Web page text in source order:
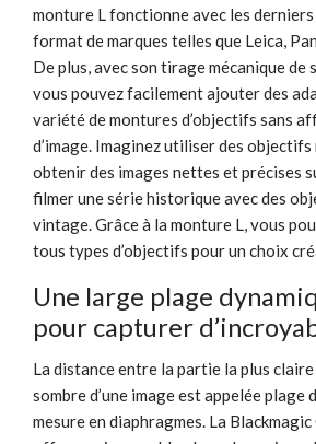
monture L fonctionne avec les
format de marques telles que Leica,
De plus, avec son tirage mécanique de
vous pouvez facilement ajouter des
variété de montures d’objectifs sans
d’image. Imaginez utiliser des
obtenir des images nettes et précises
filmer une série historique avec des
vintage. Grâce à la monture L, vous
tous types d’objectifs pour un choix
Une large plage
pour capturer
La distance entre la partie la plus
sombre d’une image est appelée plage
mesure en diaphragmes. La